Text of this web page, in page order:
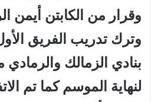
وقرار من الكابتن أيمن
وترك تدريب الفريق
بنادي الزمالك
لنهاية الموسم كما تم